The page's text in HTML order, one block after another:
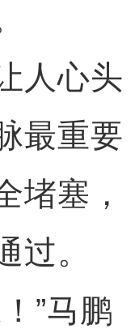
心头
最重要
堵塞，
过。
”马鹏